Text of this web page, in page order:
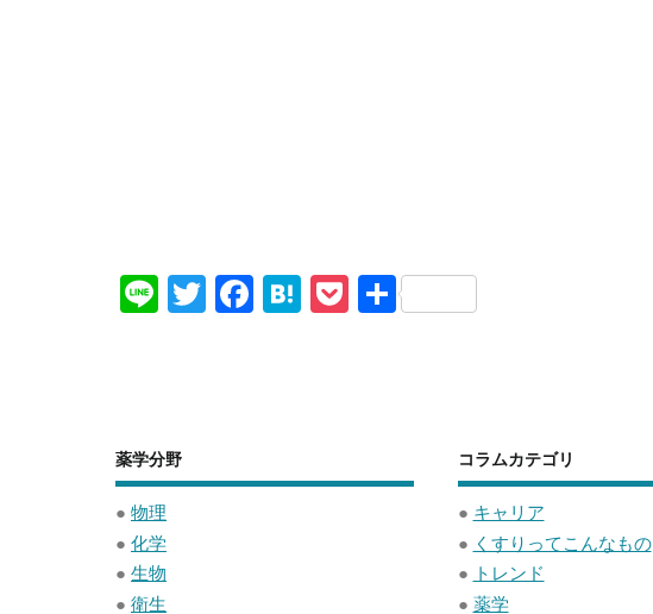
Li
T
F
o
H
P 共
薬学分野
● 物理
● 化学
● 生物
● 衛生
コラムカテゴリ
● キャリア
● くすりってこんなもの
● トレンド
● 薬学